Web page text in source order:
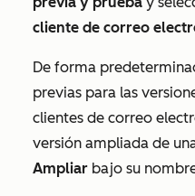
cliente de correo
De forma
previas para las
clientes de correo
versión ampliada de
Ampliar bajo su